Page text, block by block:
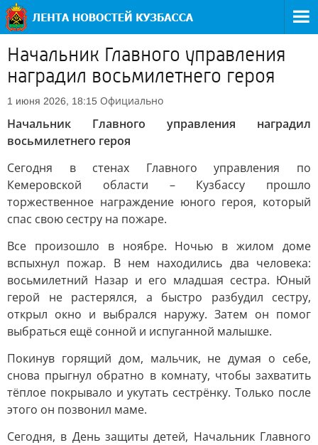
Начальник Главного управления
наградил восьмилетнего героя
1 июня 2026, 18:15 Официально
Начальник Главного управления наградил
восьмилетнего героя
Сегодня в стенах Главного управления по
Кемеровской области – Кузбассу прошло
торжественное награждение юного героя, который
спас свою сестру на пожаре.
Все произошло в ноябре. Ночью в жилом доме
вспыхнул пожар. В нем находились два человека:
восьмилетний Назар и его младшая сестра. Юный
герой не растерялся, а быстро разбудил сестру,
открыл окно и выбрался наружу. Затем он помог
выбраться ещё сонной и испуганной малышке.
Покинув горящий дом, мальчик, не думая о себе,
снова прыгнул обратно в комнату, чтобы захватить
тёплое покрывало и укутать сестрёнку. Только после
этого он позвонил маме.
Сегодня, в День защиты детей, Начальник Главного